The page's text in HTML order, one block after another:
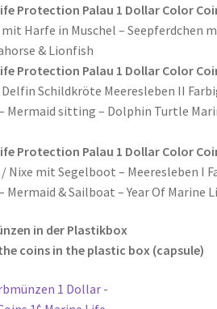
Protection Palau 1 Dollar Color
Harfe in Muschel – Seepferdchen
& Lionfish
Protection Palau 1 Dollar Color
Schildkröte Meeresleben II
Mermaid sitting – Dolphin Turtle
Protection Palau 1 Dollar Color
Nixe mit Segelboot – Meeresleben I
Mermaid & Sailboat – Year Of Marine
in der Plastikbox
coins in the plastic box (capsule)